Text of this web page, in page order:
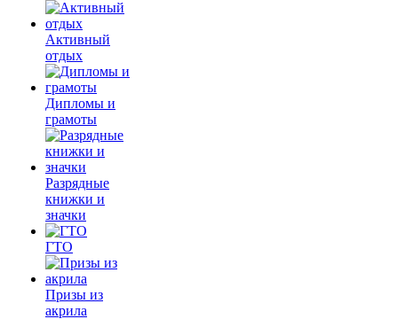
Активный
отдых
Дипломы и
грамоты
Разрядные
книжки и
значки
ГТО
Призы из
акрила